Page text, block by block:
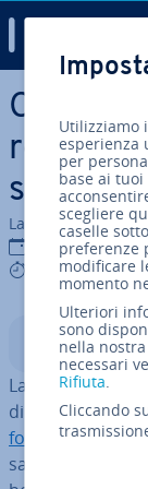
Vai al contenuto
Cosa
regime
semplice
La redazione di
12 set 2023
2 mins
Indice
La società
di persone,
fondareche da
sa­rio che ci
Utilizziamo
esperienza
per
base ai
scegliere
caselle
preferenze
modificare
momento
Ulteriori
sono
nella nostra
necessari
Rifiuta.
Cliccando